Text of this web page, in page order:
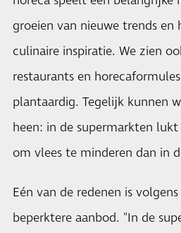
groeien van nieuwe trends en
culinaire inspiratie. We zien
restaurants en
plantaardig. Tegelijk kunnen
heen: in de supermarkten
om vlees te minderen dan in
Eén van de redenen is
beperktere aanbod. "In de